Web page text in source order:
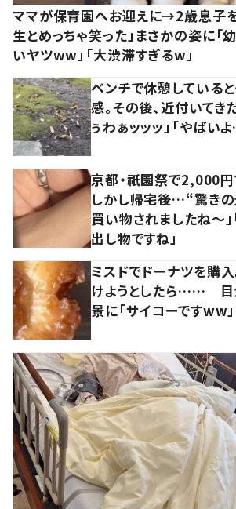
ママが保育園へお迎えに→2歳息子
生とめっちゃ笑った」まさかの姿に「
いヤツww」「大渋滞すぎるw」
ベンチで休憩している
感。その後、近付いて
ぅわぁッッッ」「やばい
京都・祇園祭で2,000
しかし帰宅後…“驚きの
買い物されましたね～」
出し物ですね」
ミスドでドーナツを購
けようとしたら…… 目
景に「サイコーですww」